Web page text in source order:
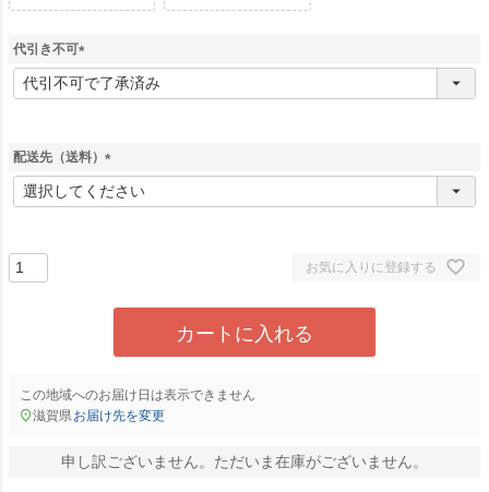
代引き不可
(
必
配送先（送料）
(
必
お気に入りに登録する
カートに入れる
この地域へのお届け日は表示できません
滋賀県 お届け先を変更
申し訳ございません。ただいま在庫がございません。